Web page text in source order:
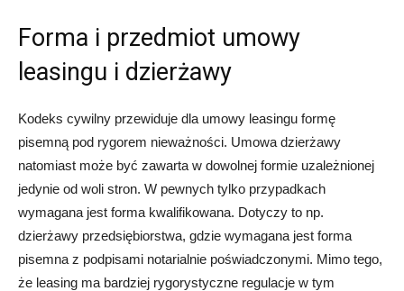
Forma i przedmiot umowy
leasingu i dzierżawy
Kodeks cywilny przewiduje dla umowy leasingu formę
pisemną pod rygorem nieważności. Umowa dzierżawy
natomiast może być zawarta w dowolnej formie uzależnionej
jedynie od woli stron. W pewnych tylko przypadkach
wymagana jest forma kwalifikowana. Dotyczy to np.
dzierżawy przedsiębiorstwa, gdzie wymagana jest forma
pisemna z podpisami notarialnie poświadczonymi. Mimo tego,
że leasing ma bardziej rygorystyczne regulacje w tym